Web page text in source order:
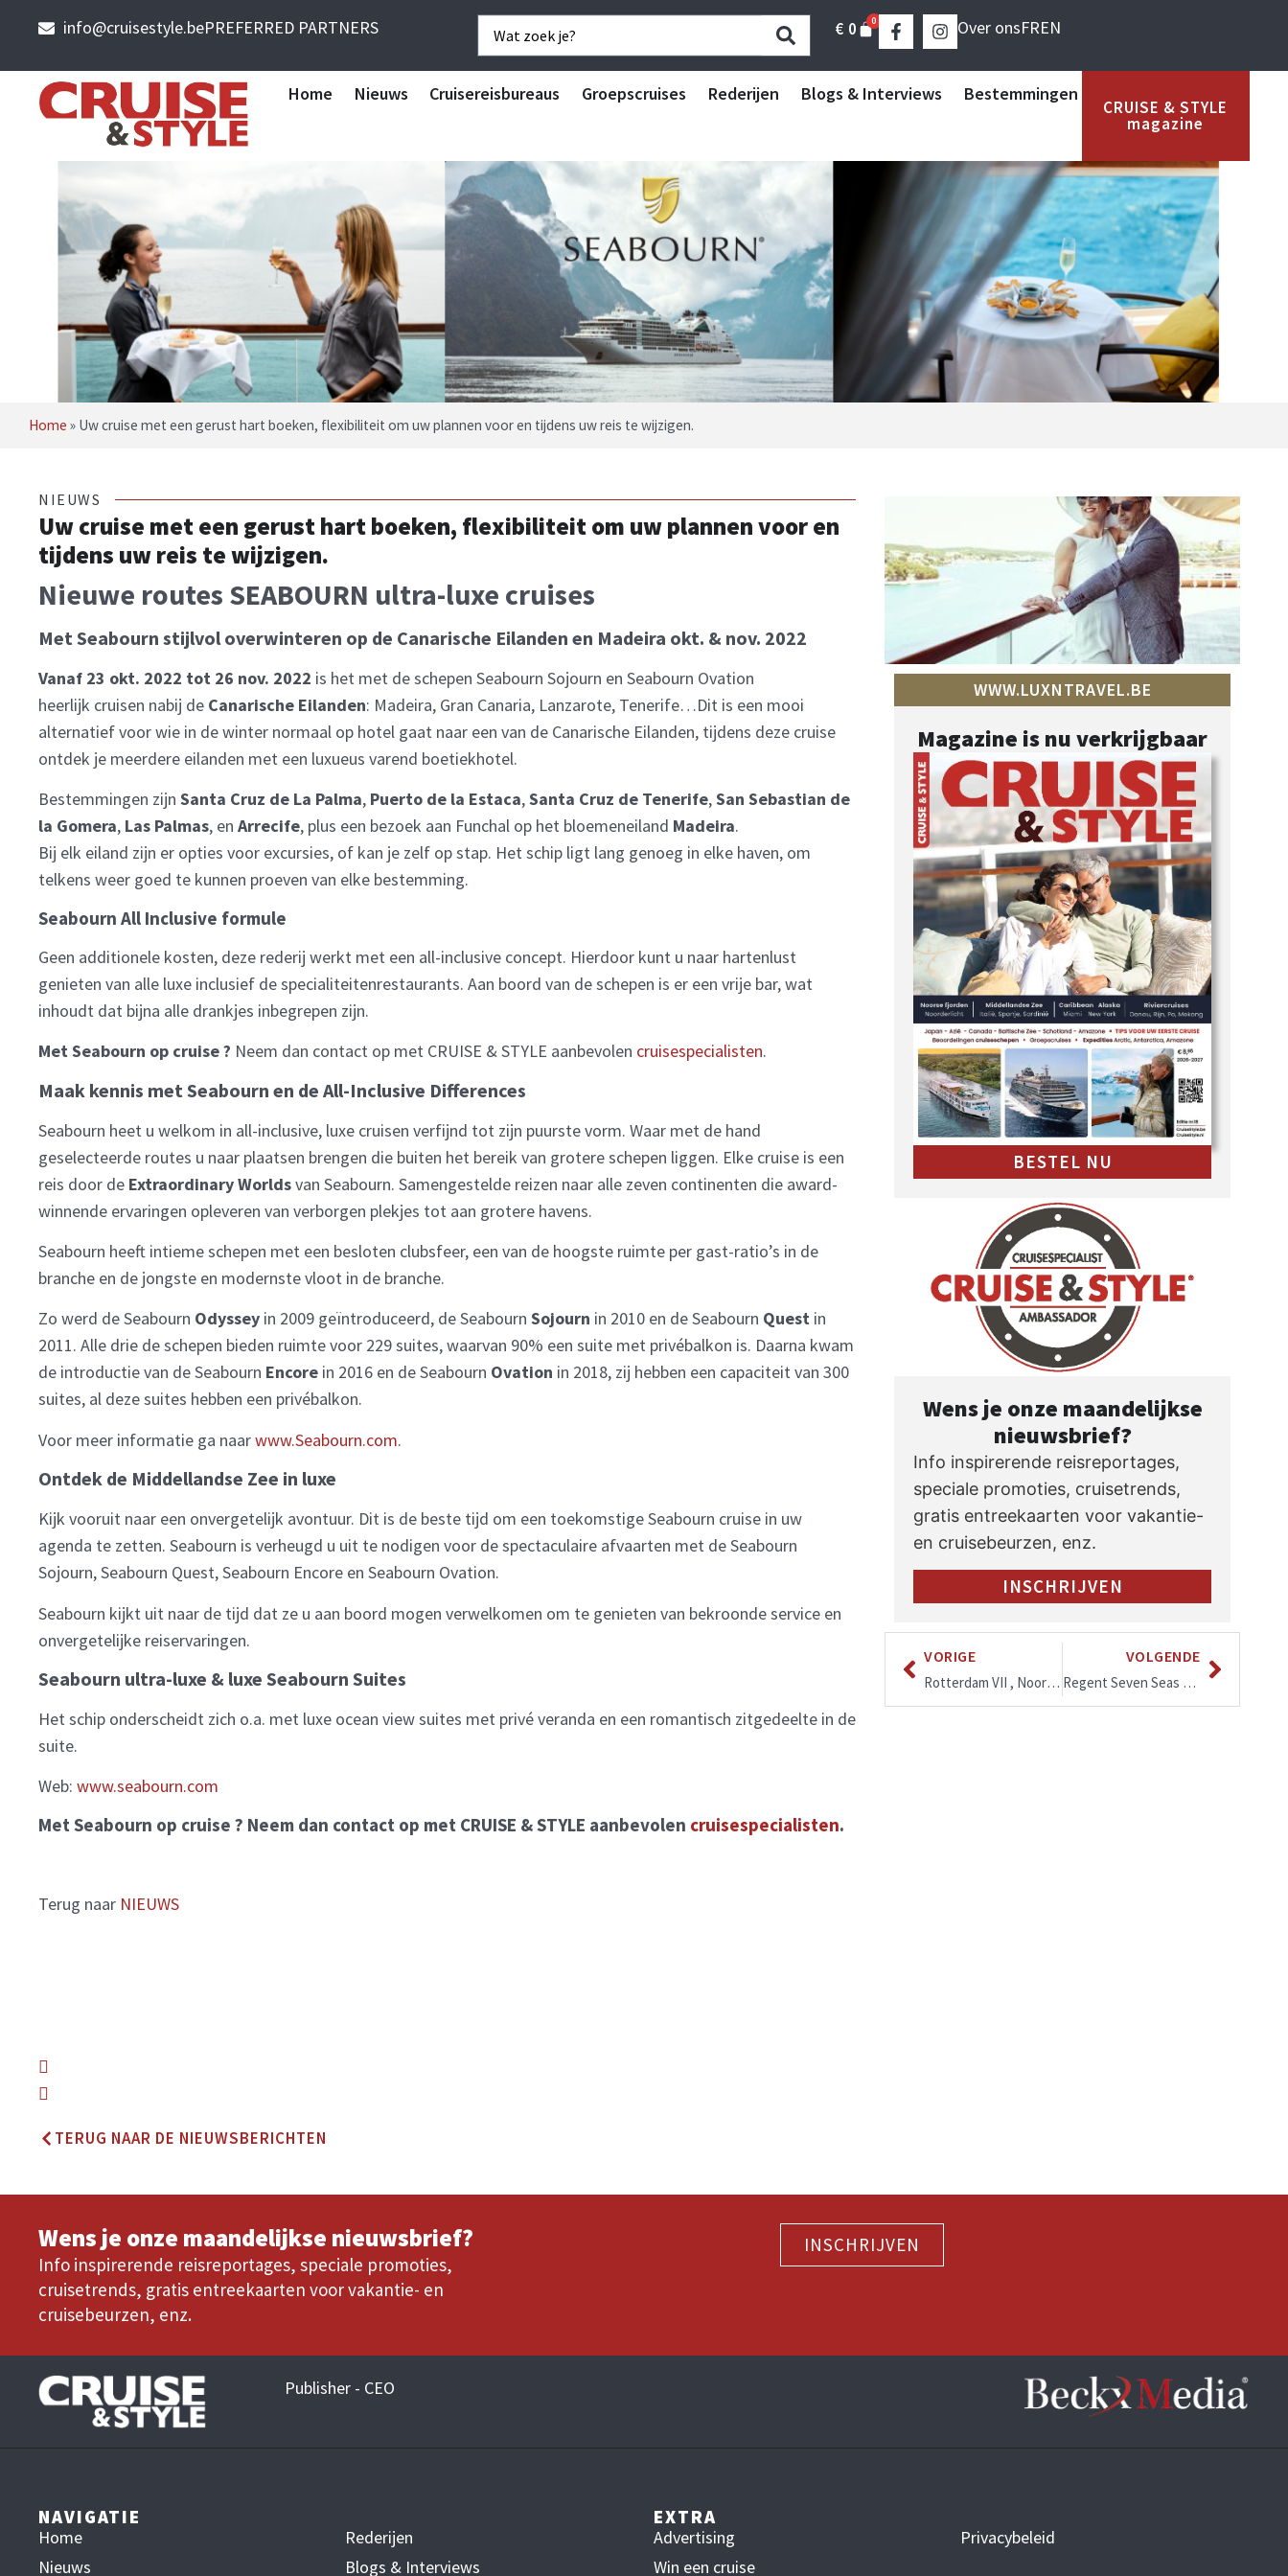
info@cruisestyle.bePREFERRED PARTNERS € 0 0 Over onsFREN
Home Nieuws Cruisereisbureaus Groepscruises Rederijen Blogs & Interviews Bestemmingen
CRUISE & STYLE
magazine
Home » Uw cruise met een gerust hart boeken, flexibiliteit om uw plannen voor en tijdens uw reis te wijzigen.
NIEUWS
Uw cruise met een gerust hart boeken, flexibiliteit om uw plannen voor en
tijdens uw reis te wijzigen.
Nieuwe routes SEABOURN ultra-luxe cruises
Met Seabourn stijlvol overwinteren op de Canarische Eilanden en Madeira okt. & nov. 2022
Vanaf 23 okt. 2022 tot 26 nov. 2022 is het met de schepen Seabourn Sojourn en Seabourn Ovation
heerlijk cruisen nabij de Canarische Eilanden: Madeira, Gran Canaria, Lanzarote, Tenerife…Dit is een mooi
alternatief voor wie in de winter normaal op hotel gaat naar een van de Canarische Eilanden, tijdens deze cruise
ontdek je meerdere eilanden met een luxueus varend boetiekhotel.
Bestemmingen zijn Santa Cruz de La Palma, Puerto de la Estaca,Santa Cruz de Tenerife,San Sebastian de
la Gomera, Las Palmas, en Arrecife, plus een bezoek aan Funchal op het bloemeneiland Madeira.
Bij elk eiland zijn er opties voor excursies, of kan je zelf op stap. Het schip ligt lang genoeg in elke haven, om
telkens weer goed te kunnen proeven van elke bestemming.
Seabourn All Inclusive formule
Geen additionele kosten, deze rederij werkt met een all-inclusive concept. Hierdoor kunt u naar hartenlust
genieten van alle luxe inclusief de specialiteitenrestaurants. Aan boord van de schepen is er een vrije bar, wat
inhoudt dat bijna alle drankjes inbegrepen zijn.
Met Seabourn op cruise ? Neem dan contact op met CRUISE & STYLE aanbevolen cruisespecialisten.
Maak kennis met Seabourn en de All-Inclusive Differences
Seabourn heet u welkom in all-inclusive, luxe cruisen verfijnd tot zijn puurste vorm. Waar met de hand
geselecteerde routes u naar plaatsen brengen die buiten het bereik van grotere schepen liggen. Elke cruise is een
reis door de Extraordinary Worldsvan Seabourn. Samengestelde reizen naar alle zeven continenten die award-
winnende ervaringen opleveren van verborgen plekjes tot aan grotere havens.
Seabourn heeft intieme schepen met een besloten clubsfeer, een van de hoogste ruimte per gast-ratio’s in de
branche en de jongste en modernste vloot in de branche.
Zo werd de Seabourn Odyssey in 2009 geïntroduceerd, de Seabourn Sojourn in 2010 en de Seabourn Quest in
2011. Alle drie de schepen bieden ruimte voor 229 suites, waarvan 90% een suite met privébalkon is. Daarna kwam
de introductie van de Seabourn Encore in 2016 en de Seabourn Ovation in 2018, zij hebben een capaciteit van 300
suites, al deze suites hebben een privébalkon.
Voor meer informatie ga naarwww.Seabourn.com.
Ontdek de Middellandse Zee in luxe
Kijk vooruit naar een onvergetelijk avontuur. Dit is de beste tijd om een toekomstige Seabourn cruise in uw
agenda te zetten. Seabourn is verheugd u uit te nodigen voor de spectaculaire afvaarten met de Seabourn
Sojourn, Seabourn Quest, Seabourn Encore en Seabourn Ovation.
Seabourn kijkt uit naar de tijd dat ze u aan boord mogen verwelkomen om te genieten van bekroonde service en
onvergetelijke reiservaringen.
Seabourn ultra-luxe & luxe Seabourn Suites
Het schip onderscheidt zich o.a. met luxe ocean view suites met privé veranda en een romantisch zitgedeelte in de
suite.
Web: www.seabourn.com
Met Seabourn op cruise ? Neem dan contact op met CRUISE & STYLE aanbevolen cruisespecialisten.
Terug naar NIEUWS
TERUG NAAR DE NIEUWSBERICHTEN
WWW.LUXNTRAVEL.BE
Magazine is nu verkrijgbaar
BESTEL NU
Wens je onze maandelijkse
nieuwsbrief?
Info inspirerende reisreportages,
speciale promoties, cruisetrends,
gratis entreekaarten voor vakantie-
en cruisebeurzen, enz.
INSCHRIJVEN
VORIGE
Rotterdam VII , Noorse fjorden en Baltic vanaf mei tot oktober 2022, keuze in 7 of 15-daagse cruise vanuit Amsterdam
VOLGENDE
Regent Seven Seas Cruises: ‘Grand Voyages’ 2024-2025
Wens je onze maandelijkse nieuwsbrief?
Info inspirerende reisreportages, speciale promoties,
cruisetrends, gratis entreekaarten voor vakantie- en
cruisebeurzen, enz.
INSCHRIJVEN
Publisher - CEO
NAVIGATIE
Home
Nieuws
Rederijen
Blogs & Interviews
EXTRA
Advertising
Win een cruise
Privacybeleid